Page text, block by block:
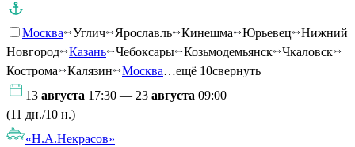
Москва Углич Ярославль Кинешма Юрьевец
Нижний
Новгород
Казань Чебоксары Козьмодемьянск
Чкаловск
Кострома
Калязин Москва…ещё 10свернуть
13 августа 17:30 — 23 августа 09:00
(11 дн./10 н.)
«Н.А.Некрасов»